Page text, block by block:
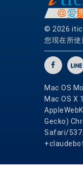
© 2026
您現在所
Mac OS
Mac OS X
Gecko)
Safari/